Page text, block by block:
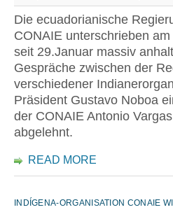
Die ecuadorianische
CONAIE unterschrieben
seit 29.Januar massiv
Gespräche zwischen der
verschiedener
Präsident Gustavo Noboa
der CONAIE Antonio
abgelehnt.
READ MORE
INDÍGENA-ORGANISATION CONAIE